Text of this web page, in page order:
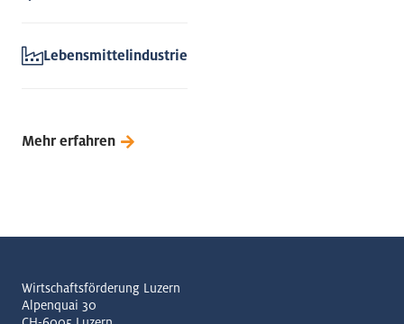
Lebensmittelindustrie
Mehr erfahren
Wirtschaftsförderung Luzern
Alpenquai 30